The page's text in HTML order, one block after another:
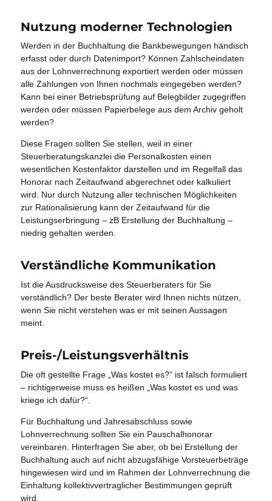
Nutzung moderner Technologien
Werden in der Buchhaltung die Bankbewegungen händisch
erfasst oder durch Datenimport? Können Zahlscheindaten
aus der Lohnverrechnung exportiert werden oder müssen
alle Zahlungen von Ihnen nochmals eingegeben werden?
Kann bei einer Betriebsprüfung auf Belegbilder zugegriffen
werden oder müssen Papierbelege aus dem Archiv geholt
werden?
Diese Fragen sollten Sie stellen, weil in einer
Steuerberatungskanzlei die Personalkosten einen
wesentlichen Kostenfaktor darstellen und im Regelfall das
Honorar nach Zeitaufwand abgerechnet oder kalkuliert
wird. Nur durch Nutzung aller technischen Möglichkeiten
zur Rationalisierung kann der Zeitaufwand für die
Leistungserbringung – zB Erstellung der Buchhaltung –
niedrig gehalten werden.
Verständliche Kommunikation
Ist die Ausdrucksweise des Steuerberaters für Sie
verständlich? Der beste Berater wird Ihnen nichts nützen,
wenn Sie nicht verstehen was er mit seinen Aussagen
meint.
Preis-/Leistungsverhältnis
Die oft gestellte Frage „Was kostet es?“ ist falsch formuliert
– richtigerweise muss es heißen „Was kostet es und was
kriege ich dafür?“.
Für Buchhaltung und Jahresabschluss sowie
Lohnverrechnung sollten Sie ein Pauschalhonorar
vereinbaren. Hinterfragen Sie aber, ob bei Erstellung der
Buchhaltung auch auf nicht abzugsfähige Vorsteuerbeträge
hingewiesen wird und im Rahmen der Lohnverrechnung die
Einhaltung kollektivvertraglicher Bestimmungen geprüft
wird.